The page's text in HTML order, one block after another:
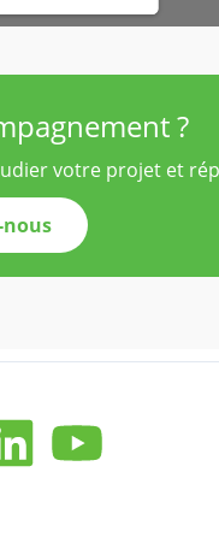
?
votre projet et